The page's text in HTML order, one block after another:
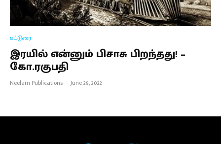
கட்டுரை
இரயில் என்னும் பிசாசு பிறந்தது! –
கோ.ரகுபதி
Neelam Publications · June 29, 2022